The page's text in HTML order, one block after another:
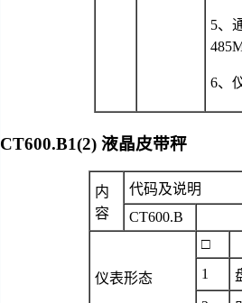
5、
6、
CT600.B1(2) 液晶皮带秤
内
容
代码及说明
CT600.B
仪表形态
□
1